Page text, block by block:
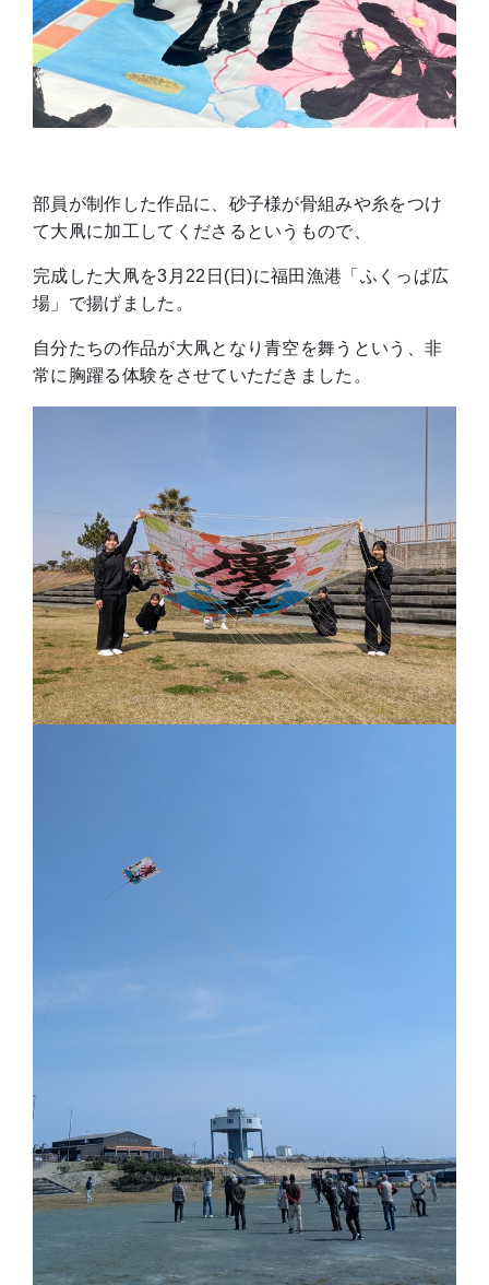
部員が制作した作品に、砂子様が骨組みや糸をつけ
て大凧に加工してくださるというもので、
完成した大凧を3月22日(日)に福田漁港「ふくっぱ広
場」で揚げました。
自分たちの作品が大凧となり青空を舞うという、非
常に胸躍る体験をさせていただきました。